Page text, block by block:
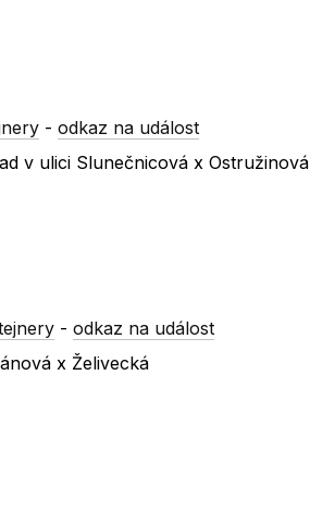
-odkaz na událost
v ulici Slunečnicová x Ostružinová
-odkaz na událost
x Želivecká